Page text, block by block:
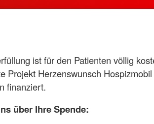
ist für den Patienten völlig
Projekt Herzenswunsch
finanziert.
über Ihre Spende: